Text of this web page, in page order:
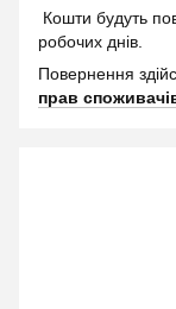
Кошти будуть
робочих днів.
Повернення
прав